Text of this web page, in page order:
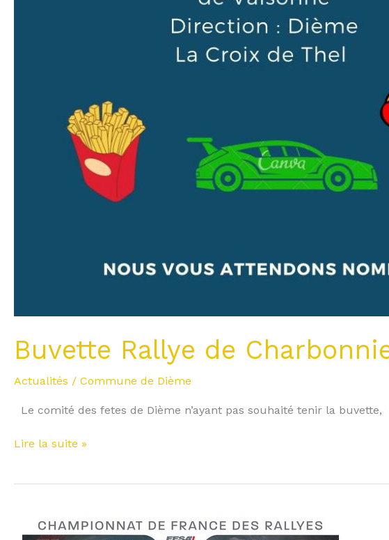
Buvette Rallye de
Actualités / Commune de Dième
Le comité des fetes de Dième n’ayant pas souhaité tenir la
Lire la suite »
RALLYE
DE